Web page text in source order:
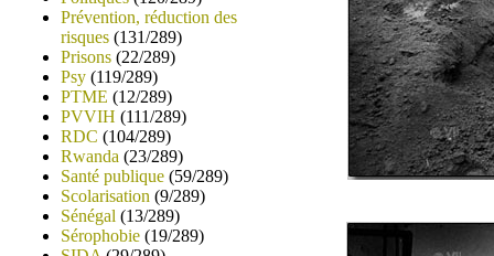
Prévention, réduction des
risques (131/289)
Prisons (22/289)
Psy (119/289)
PTME (12/289)
PVVIH (111/289)
RDC (104/289)
Rwanda (23/289)
Santé publique (59/289)
Scolarisation (9/289)
Sénégal (13/289)
Sérophobie (19/289)